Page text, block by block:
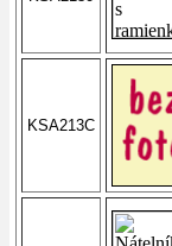
KSA213C